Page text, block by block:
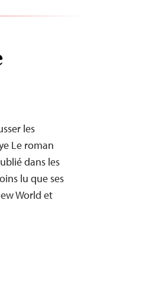
les
Le roman
dans les
lu que ses
World et